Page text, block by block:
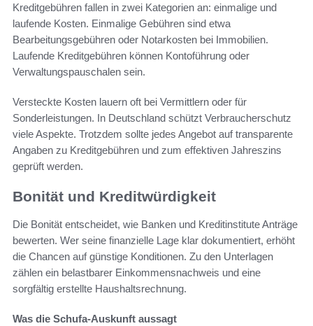
Kreditgebühren fallen in zwei Kategorien an: einmalige und
laufende Kosten. Einmalige Gebühren sind etwa
Bearbeitungsgebühren oder Notarkosten bei Immobilien.
Laufende Kreditgebühren können Kontoführung oder
Verwaltungspauschalen sein.
Versteckte Kosten lauern oft bei Vermittlern oder für
Sonderleistungen. In Deutschland schützt Verbraucherschutz
viele Aspekte. Trotzdem sollte jedes Angebot auf transparente
Angaben zu Kreditgebühren und zum effektiven Jahreszins
geprüft werden.
Bonität und Kreditwürdigkeit
Die Bonität entscheidet, wie Banken und Kreditinstitute Anträge
bewerten. Wer seine finanzielle Lage klar dokumentiert, erhöht
die Chancen auf günstige Konditionen. Zu den Unterlagen
zählen ein belastbarer Einkommensnachweis und eine
sorgfältig erstellte Haushaltsrechnung.
Was die Schufa-Auskunft aussagt